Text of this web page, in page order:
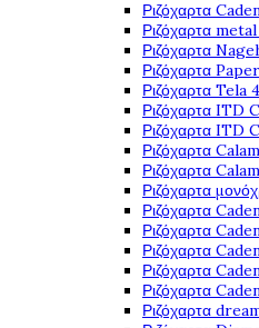
Ριζόχαρτα
Ριζόχαρτα
Ριζόχαρτα
Ριζόχαρτα
Ριζόχαρτα Tela
Ριζόχαρτα ITD
Ριζόχαρτα ITD
Ριζόχαρτα
Ριζόχαρτα
Ριζόχαρτα
Ριζόχαρτα
Ριζόχαρτα
Ριζόχαρτα
Ριζόχαρτα
Ριζόχαρτα
Ριζόχαρτα